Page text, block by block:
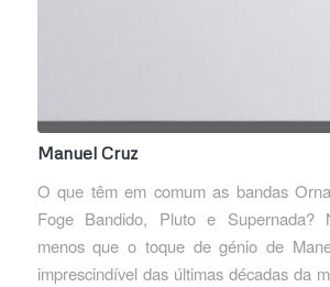
Manuel Cruz
O que têm em comum as bandas
Foge Bandido, Pluto e Supernada?
menos que o toque de génio de
imprescindível das últimas décadas da